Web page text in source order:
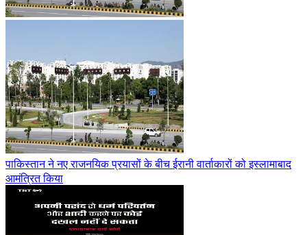
पाकिस्तान ने नए राजनयिक प्रयासों के बीच ईरानी वार्ताकारों को इस्लामाबाद
आमंत्रित किया